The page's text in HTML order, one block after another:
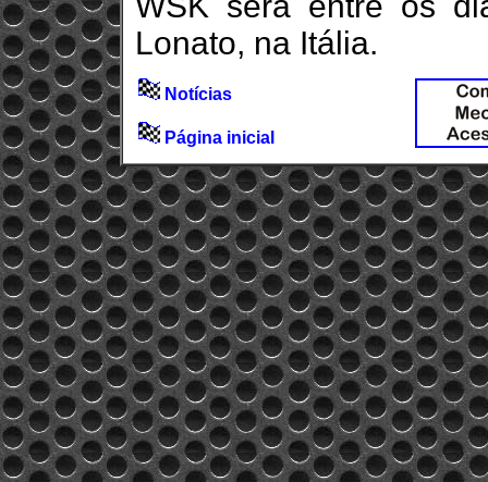
Lonato, na Itália.
Notícias
Página inicial